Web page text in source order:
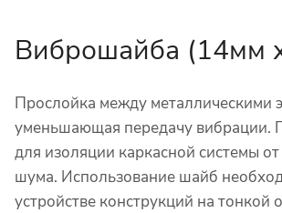
Виброшайба (14мм
Прослойка между металлическими
уменьшающая передачу вибрации.
для изоляции каркасной системы от
шума. Использование шайб
устройстве конструкций на тонкой